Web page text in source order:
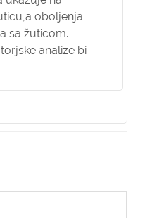
oboljenja
sa žuticom.
analize bi